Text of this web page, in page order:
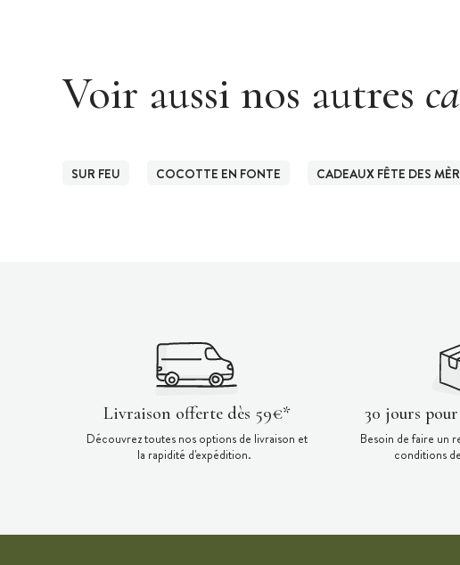
Voir aussi nos autres
SUR FEU COCOTTE EN FONTE CADEAUX FÊTE DES
Livraison offerte dès 59€*
Découvrez toutes nos options de livraison et
la rapidité d'expédition.
30 jours
Besoin de faire un
conditions